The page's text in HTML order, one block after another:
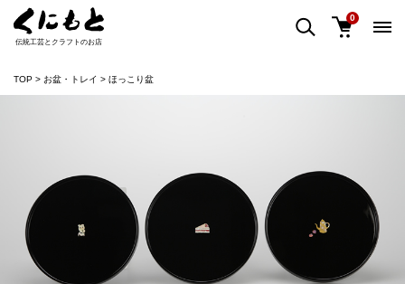
伝統工芸とクラフトのお店
0
TOP お盆・トレイ ほっこり盆